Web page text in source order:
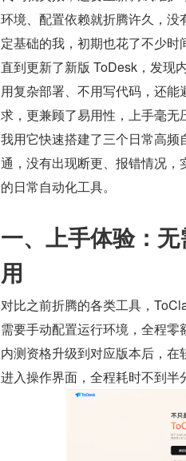
环境、配置依赖就折腾许久，
定基础的我，初期也花了不少时
直到更新了新版 ToDesk，发现
用复杂部署、不用写代码，还
求，更兼顾了易用性，上手毫无
我用它快速搭建了三个日常高
通，没有出现断更、报错情况，
的日常自动化工具。
一、上手体验：
用
对比之前折腾的各类工具，
需要手动配置运行环境，全程
内测资格升级到对应版本后，
进入操作界面，全程耗时不到半